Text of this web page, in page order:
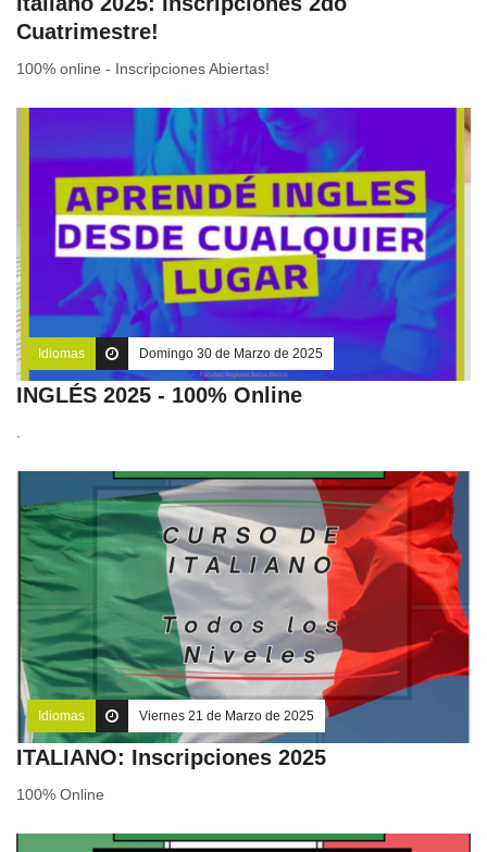
Cuatrimestre!
100% online - Inscripciones Abiertas!
Idiomas Domingo 30 de Marzo de 2025
INGLÉS 2025 - 100% Online
Idiomas Viernes 21 de Marzo de 2025
ITALIANO: Inscripciones 2025
100% Online